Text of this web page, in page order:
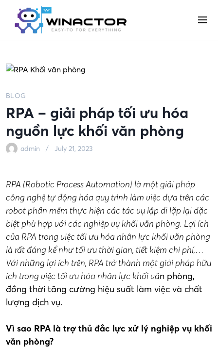
p
M
n
BLOG
RPA – giải pháp tối ưu hóa
nguồn lực khối văn phòng
admin July 21, 2023
RPA (Robotic Process Automation) là một giải pháp
công nghệ tự động hóa quy trình làm việc dựa trên các
robot phần mềm thực hiện các tác vụ lặp đi lặp lại đặc
biệt phù hợp với các nghiệp vụ khối văn phòng. Lợi ích
của RPA trong việc tối ưu hóa nhân lực khối văn phòng
là rất đáng kể như tối ưu thời gian, tiết kiệm chi phí,…
Với những lợi ích trên, RPA trở thành một giải pháp hữu
ích trong việc tối ưu hóa nhân lực khối văn phòng,
đồng thời tăng cường hiệu suất làm việc và chất
lượng dịch vụ.
Vì sao RPA là trợ thủ đắc lực xử lý nghiệp vụ khối
văn phòng?